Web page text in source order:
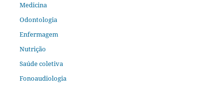
Medicina
Odontologia
Enfermagem
Nutrição
Saúde coletiva
Fonoaudiologia